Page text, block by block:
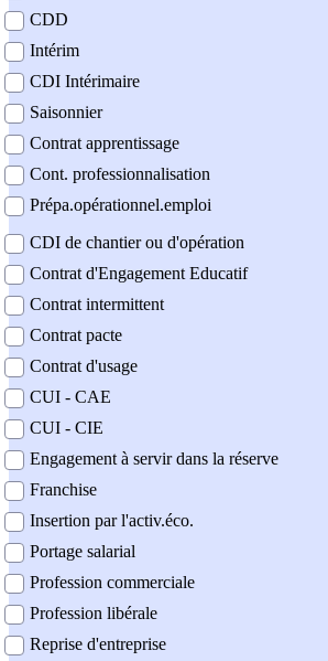
CDD
Intérim
CDI Intérimaire
Saisonnier
Contrat apprentissage
Cont. professionnalisation
Prépa.opérationnel.emploi
CDI de chantier ou d'opération
Contrat d'Engagement Educatif
Contrat intermittent
Contrat pacte
Contrat d'usage
CUI - CAE
CUI - CIE
Engagement à servir dans la réserve
Franchise
Insertion par l'activ.éco.
Portage salarial
Profession commerciale
Profession libérale
Reprise d'entreprise